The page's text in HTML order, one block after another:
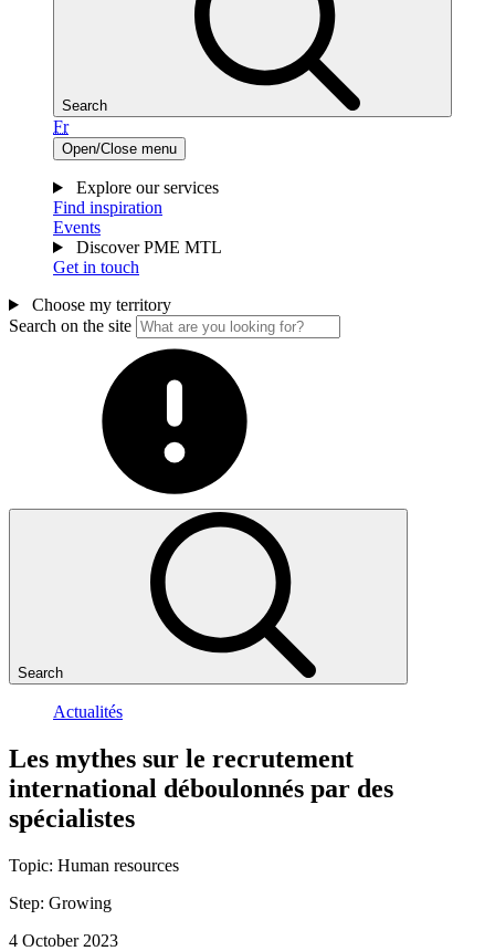
Search
Fr
Open/Close menu
Explore our services
Find inspiration
Events
Discover PME MTL
Get in touch
Choose my territory
Search on the site
Search
Actualités
Les mythes sur le recrutement
international déboulonnés par des
spécialistes
Topic: Human resources
Step: Growing
4 October 2023